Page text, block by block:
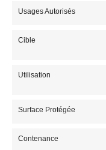
Usages Autorisés
Cible
Utilisation
Surface Protégée
Contenance